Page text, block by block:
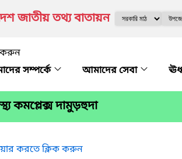
জাতীয় তথ্য বাতায়ন
করুন
সম্পর্কে
আমাদের সেবা
কমপ্লেক্স দামুড়হুদা
করতে ক্লিক করুন